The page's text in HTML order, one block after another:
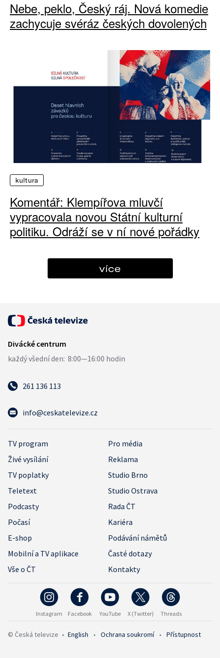
Nebe, peklo, Český ráj. Nová komedie
zachycuje svéráz českých dovolených
kultura
Komentář: Klempířova mluvčí
vypracovala novou Státní kulturní
politiku. Odráží se v ní nové pořádky
více
261 136 113
info@ceskatelevize.cz
TV program
Pro média
Živé vysílání
Reklama
TV poplatky
Studio Brno
Teletext
Studio Ostrava
Podcasty
Rada ČT
Počasí
Kariéra
E-shop
Podávání námětů
Mobilní a TV aplikace
Časté dotazy
Vše o ČT
Kontakty
Instagram Facebook YouTube X (Twitter) Threads
© Česká televize • English • Ochrana soukromí • Přístupnost